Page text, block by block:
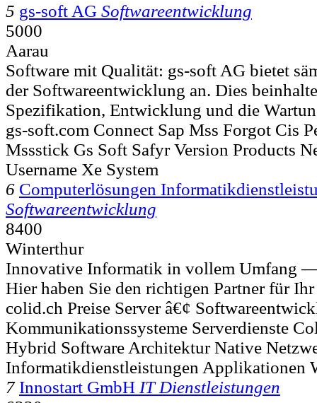
5 gs-soft AG Softwareentwicklung
5000
Aarau
Software mit Qualität: gs-soft AG bietet
der Softwareentwicklung an. Dies
Spezifikation, Entwicklung und die
gs-soft.com Connect Sap Mss Forgot Cis
Mssstick Gs Soft Safyr Version Products
Username Xe System
6 Computerlösungen
Softwareentwicklung
8400
Winterthur
Innovative Informatik in vollem Umfang
Hier haben Sie den richtigen Partner für
colid.ch Preise Server â€¢
Kommunikationssysteme Serverdienste
Hybrid Software Architektur Native
Informatikdienstleistungen Applikationen
7 Innostart GmbH IT Dienstleistungen